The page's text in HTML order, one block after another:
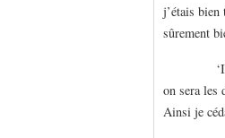
j’étais bien
sûrement
‘Il a
on sera les
Ainsi je